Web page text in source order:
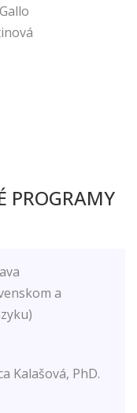
PROGRAMY
a
Kalašová, PhD.